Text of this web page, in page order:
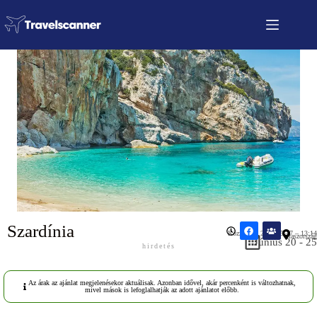
Június 20 - 25
Közzétéve: 2026.05.17 – 13:14
Olaszország
Szardínia
hirdetés
Az árak az ajánlat megjelenésekor aktuálisak. Azonban idővel, akár percenként is változhatnak,
mivel mások is lefoglalhatják az adott ajánlatot előbb.